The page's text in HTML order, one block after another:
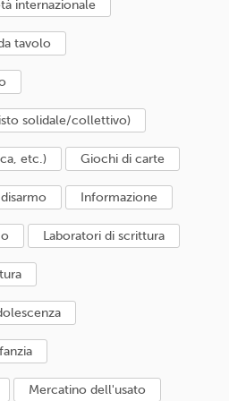
internazionale
tavolo
solidale/collettivo)
etc.) giochi di carte
informazione
laboratori di scrittura
mercatino dell'usato